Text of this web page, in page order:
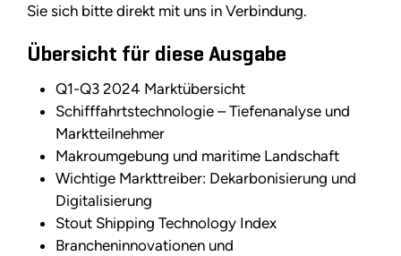
Sie sich bitte direkt mit uns in Verbindung.
Übersicht für diese Ausgabe
Q1-Q3 2024 Marktübersicht
Schifffahrtstechnologie – Tiefenanalyse und
Marktteilnehmer
Makroumgebung und maritime Landschaft
Wichtige Markttreiber: Dekarbonisierung und
Digitalisierung
Stout Shipping Technology Index
Brancheninnovationen und